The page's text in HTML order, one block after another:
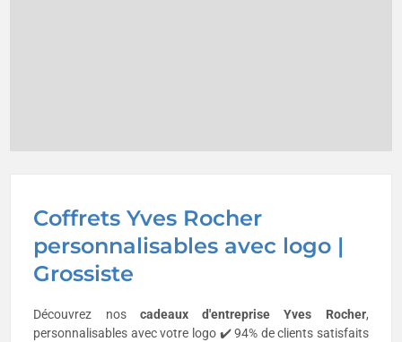
Coffrets Yves Rocher
personnalisables avec logo |
Grossiste
Découvrez nos cadeaux d'entrepriseYves Rocher,
personnalisables avec votre logo ✔️ 94% de clients satisfaits